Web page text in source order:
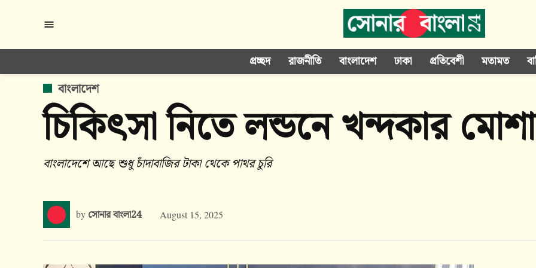
content
প্রচ্ছদ রাজনীতি বাংলাদেশ ঢাকা প্রতিবেশী মতামত
POSTED
IN
বাংলাদেশ
চিকিৎসা নিতে লন্ডনে খন্দকার
বাংলাদেশে আছে শুধু চাঁদাবাজির টাকা থেকে পাথর চুরি
by সোনার বাংলা24 August 15, 2025